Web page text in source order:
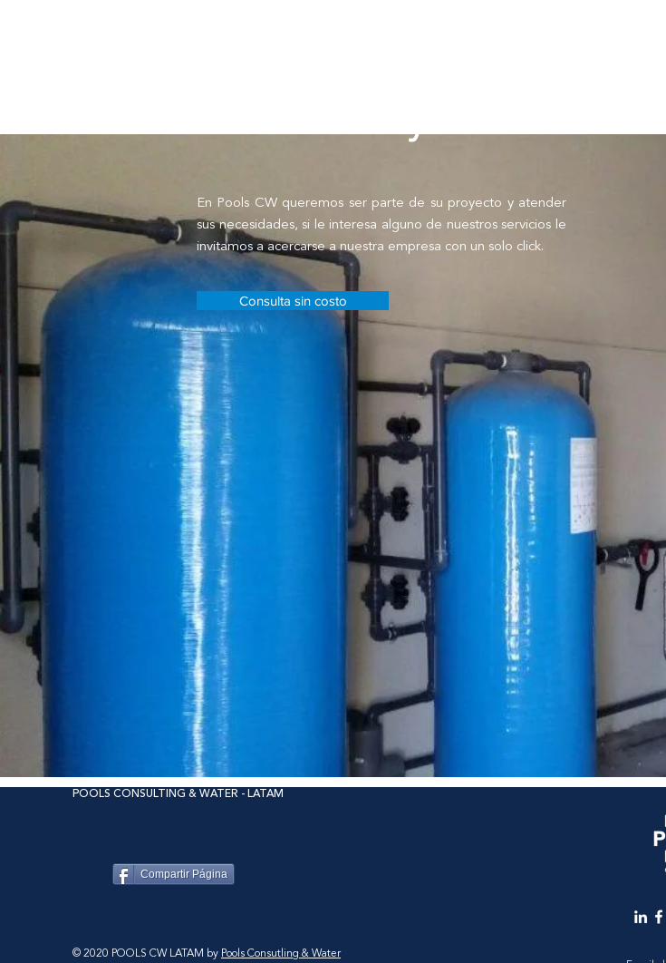
En Pools CW queremos ser parte de su proyecto y atender
sus necesidades, si le interesa alguno de nuestros servicios le
invitamos a acercarse a nuestra empresa con un solo click.
Consulta sin costo
POOLS CONSULTING & WATER - LATAM
Compartir Página
© 2020 POOLS CW LATAM by Pools Consutling & Water